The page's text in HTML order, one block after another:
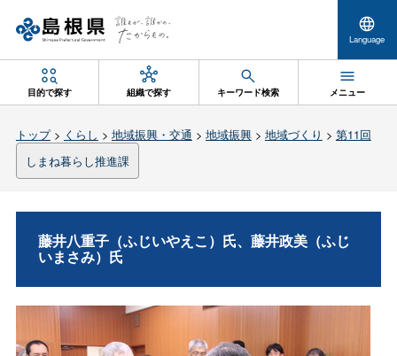
Language
目的で探す 組織で探す キーワード検索 メニュー
トップ> くらし > 地域振興・交通 > 地域振興> 地域づくり > 第11回
しまね暮らし推進課
藤井八重子（ふじいやえこ）氏、藤井政美（ふじ
いまさみ）氏